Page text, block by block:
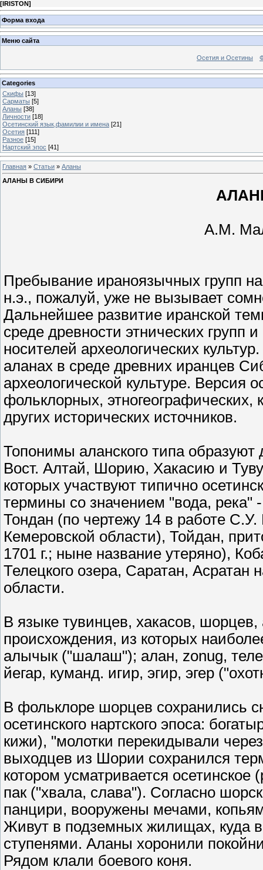
[IRISTON]
Форма входа
Меню сайта
Осетия и Осетины
Categories
Скифы [13]
Сарматы [5]
Аланы [38]
Личности [18]
Осетинский язык,фамилии и имена [21]
Осетия [111]
Разное [15]
Нартский эпос [41]
Главная » Статьи » Аланы
АЛАНЫ В СИБИРИ
A.M.
Пребывание ираноязычных групп
н.э., пожалуй, уже не вызывает
Дальнейшее развитие иранской
среде древности этнических групп
носителей археологических
аланах в среде древних иранцев
археологической культуре. Версия
фольклорных, этногеографических,
других исторических источников.
Топонимы аланского типа
Вост. Алтай, Шорию, Хакасию и
которых участвуют типично
термины со значением "вода, река"
Тондан (по чертежу 14 в работе
Кемеровской области), Тойдан,
1701 г.; ныне название утеряно),
Телецкого озера, Саратан,
области.
В языке тувинцев, хакасов,
происхождения, из которых
алычык ("шалаш"); алан, zonug,
йегар, куманд. игир, эгир, эгер
В фольклоре шорцев сохранились
осетинского нартского эпоса:
кижи), "молотки перекидывали
выходцев из Шории сохранился
котором усматривается
пак ("хвала, слава"). Согласно
панцири, вооружены мечами,
Живут в подземных жилищах, куда
ступенями. Аланы хоронили
Рядом клали боевого коня.